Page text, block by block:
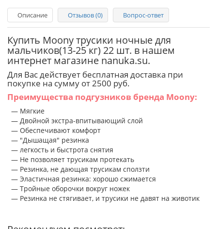
Описание Отзывов (0) Вопрос-ответ
Купить Moony трусики ночные для
мальчиков(13-25 кг) 22 шт. в нашем
интернет магазине nanuka.su.
Для Вас действует бесплатная доставка при
покупке на сумму от 2500 руб.
Преимущества подгузников бренда Moony:
— Мягкие
— Двойной экстра-впитывающий слой
— Обеспечивают комфорт
— "Дышащая" резинка
— легкость и быстрота снятия
— Не позволяет трусикам протекать
— Резинка, не дающая трусикам сползти
— Эластичная резинка: хорошо сжимается
— Тройные оборочки вокруг ножек
— Резинка не стягивает, и трусики не давят на животик